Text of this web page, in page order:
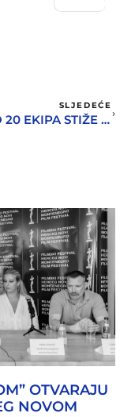
SLJEDEĆE
PREKO 20 EKIPA STIŽE NA BIG GAME FISHING 2017
OTVARAJU
NOVOM